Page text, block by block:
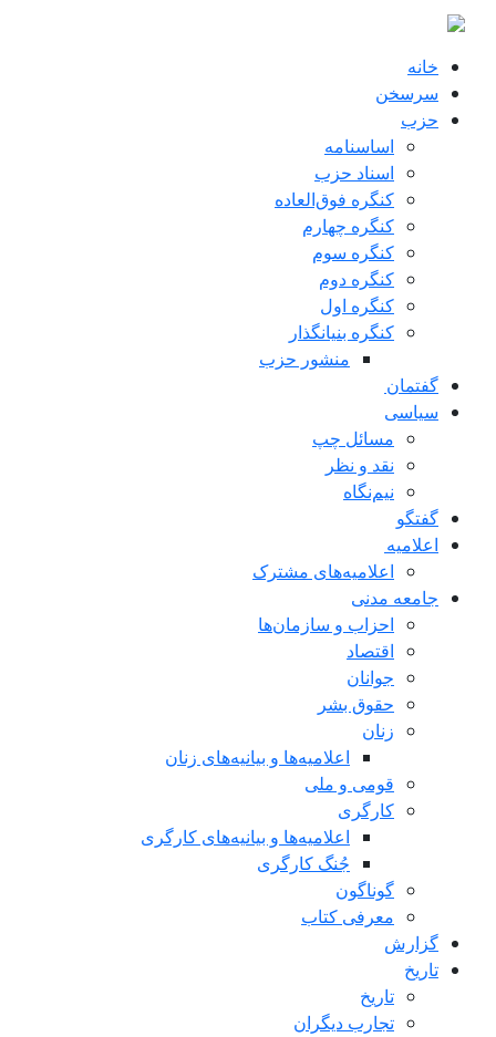
به محتوای اصلی
خانه
سرسخن
حزب
اساسنامه
اسناد حزب
کنگره فوق‌العاده
کنگره چهارم
کنگره سوم
کنگره دوم
کنگره اول
کنگره بنیانگذار
منشور حزب
گفتمان
سياسی
مسائل چپ
نقد و نظر
نیم‌نگاه
گفتگو
اعلاميه
اعلامیه‌های مشترک
جامعه مدنی
احزاب و سازمان‌ها
اقتصاد
جوانان
حقوق بشر
زنان
اعلامیه‌ها و بیانیه‌های زنان
قومی و ملی
کارگری
اعلامیه‌ها و بیانیه‌های کارگری
جُنگ کارگری
گوناگون
معرفی کتاب
گزارش
تاریخ
تاريخ
تجارب ديگران